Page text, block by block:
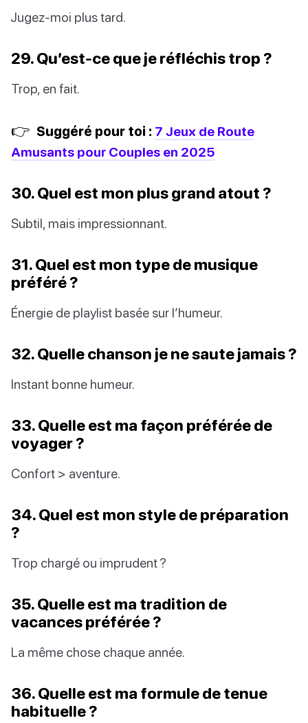
Jugez-moi plus tard.
29. Qu’est-ce que je réfléchis trop ?
Trop, en fait.
👉 Suggéré pour toi : 7 Jeux de Route
Amusants pour Couples en 2025
30. Quel est mon plus grand atout ?
Subtil, mais impressionnant.
31. Quel est mon type de musique
préféré ?
Énergie de playlist basée sur l’humeur.
32. Quelle chanson je ne saute jamais ?
Instant bonne humeur.
33. Quelle est ma façon préférée de
voyager ?
Confort > aventure.
34. Quel est mon style de préparation
?
Trop chargé ou imprudent ?
35. Quelle est ma tradition de
vacances préférée ?
La même chose chaque année.
36. Quelle est ma formule de tenue
habituelle ?